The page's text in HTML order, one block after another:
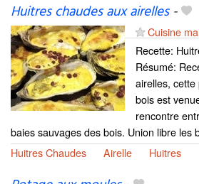
Huitres chaudes aux airelles-
Cuisine
Recette:
Résumé:
airelles,
bois est
rencontre
baies sauvages des bois. Union libre les
Huitres Chaudes
Airelle Huitres